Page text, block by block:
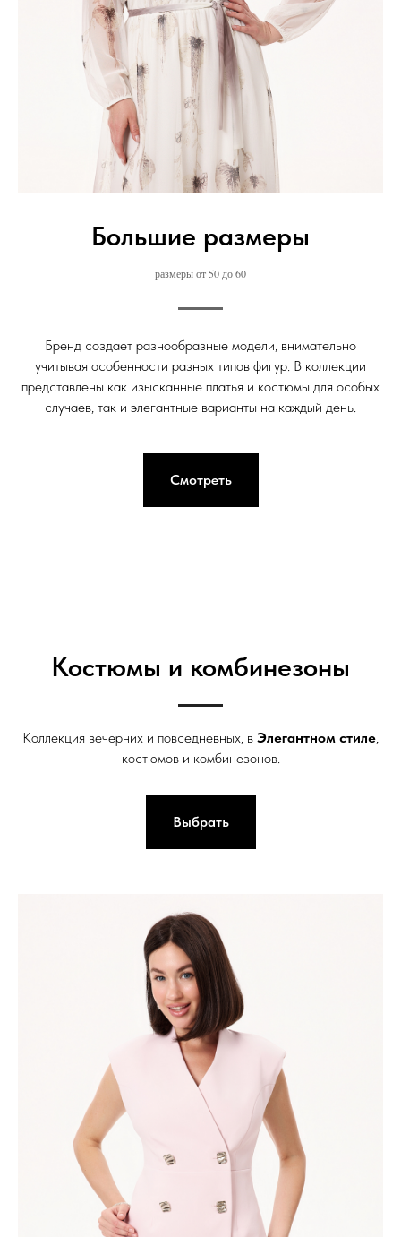
Большие размеры
размеры от 50 до 60
Бренд создает разнообразные модели, внимательно
учитывая особенности разных типов фигур. В коллекции
представлены как изысканные платья и костюмы для особых
случаев, так и элегантные варианты на каждый день.
Смотреть
Костюмы и комбинезоны
Коллекция вечерних и повседневных, в Элегантном стиле,
костюмов и комбинезонов.
Выбрать